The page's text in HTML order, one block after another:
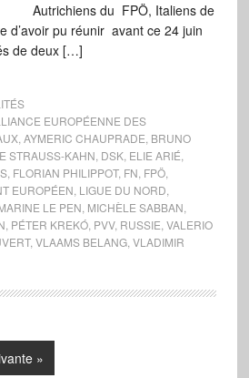
Autrichiens du FPÖ, Italiens de
d’avoir pu réunir avant ce 24 juin
de deux […]
EUROPÉENNE DES
, AYMERIC CHAUPRADE BRUNO
STRAUSS-KAHN DSK, ELIE ARIÉ
, FLORIAN PHILIPPOT, FN FPÖ,
EUROPÉEN LIGUE DU NORD
LE PEN MICHÈLE SABBAN
PÉTER KREKÓ, PVV, RUSSIE VALERIO
, VLAAMS BELANG, VLADIMIR
»